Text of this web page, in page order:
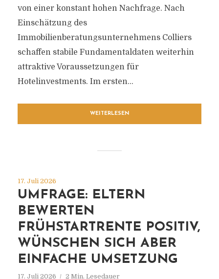
von einer konstant hohen Nachfrage. Nach
Einschätzung des
Immobilienberatungsunternehmens Colliers
schaffen stabile Fundamentaldaten weiterhin
attraktive Voraussetzungen für
Hotelinvestments. Im ersten...
WEITERLESEN
17. Juli 2026
UMFRAGE: ELTERN
BEWERTEN
FRÜHSTARTRENTE POSITIV,
WÜNSCHEN SICH ABER
EINFACHE UMSETZUNG
17. Juli 2026 2 Min. Lesedauer